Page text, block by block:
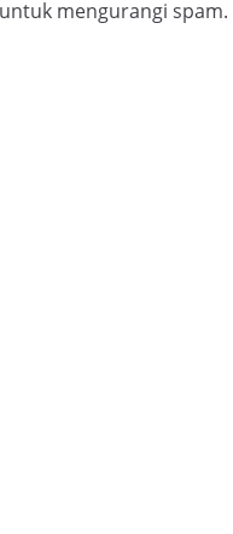
mengurangi spam.